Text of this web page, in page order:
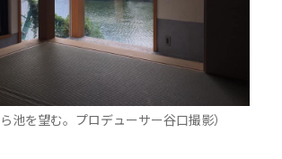
池を望む。プロデューサー谷口撮影）